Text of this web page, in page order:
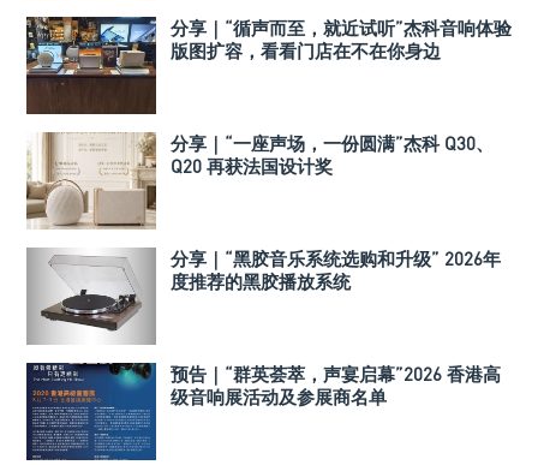
分享｜“循声而至，就近试听”杰科音响体验
版图扩容，看看门店在不在你身边
分享｜“一座声场，一份圆满”杰科 Q30、
Q20 再获法国设计奖
分享｜“黑胶音乐系统选购和升级” 2026年
度推荐的黑胶播放系统
预告｜“群英荟萃，声宴启幕”2026 香港高
级音响展活动及参展商名单